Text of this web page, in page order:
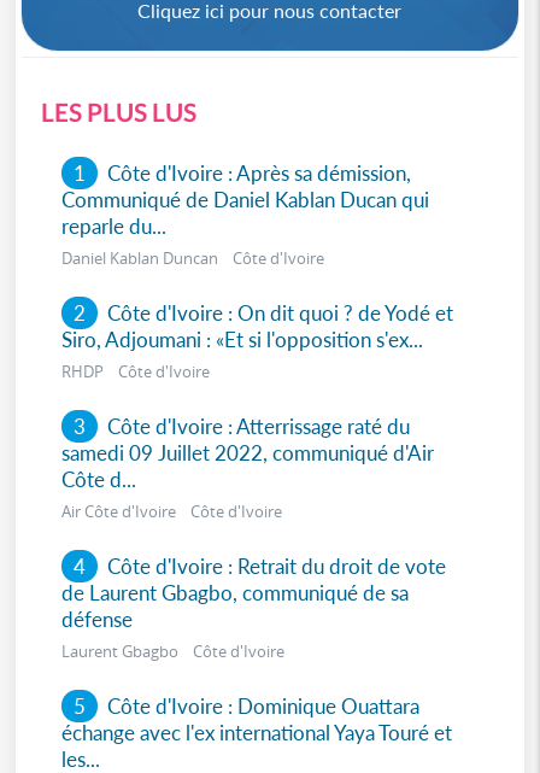
Cliquez ici pour nous contacter
LES PLUS LUS
1
Côte d'Ivoire : Après sa démission,
Communiqué de Daniel Kablan Ducan qui
reparle du...
Daniel Kablan Duncan Côte d'Ivoire
2 Côte d'Ivoire : On dit quoi ? de Yodé et
Siro, Adjoumani : «Et si l'opposition s'ex...
RHDP Côte d'Ivoire
3 Côte d'Ivoire : Atterrissage raté du
samedi 09 Juillet 2022, communiqué d'Air
Côte d...
Air Côte d'Ivoire Côte d'Ivoire
4 Côte d'Ivoire : Retrait du droit de vote
de Laurent Gbagbo, communiqué de sa
défense
Laurent Gbagbo Côte d'Ivoire
5 Côte d'Ivoire : Dominique Ouattara
échange avec l'ex international Yaya Touré et
les...